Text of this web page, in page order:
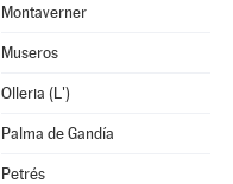
Montaverner
Museros
Olleria (L')
Palma de Gandía
Petrés